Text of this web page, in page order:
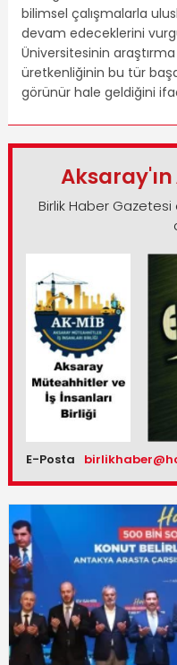
bilimsel çalışmalarla
devam edeceklerini
Üniversitesinin
üretkenliğinin bu tür
görünür hale geldiğini
Aksaray'ın
Birlik Haber Gazetesi
E-Posta